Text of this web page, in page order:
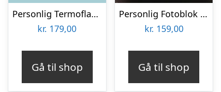
Personlig Termoflaske med Sugrør & Tekst – 600 ml
kr. 179,00
Gå til shop
Personlig Fotoblok i Træ med Tekst
kr. 159,00
Gå til shop